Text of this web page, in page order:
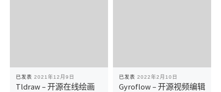
已发表 2021年12月9日
Tldraw – 开源在线绘画
已发表 2022年2月10日
Gyroflow – 开源视频编辑